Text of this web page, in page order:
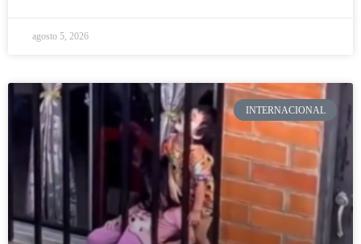
agosto 5, 2026
INTERNACIONAL